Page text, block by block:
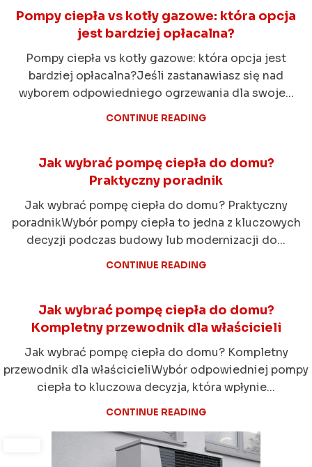
Pompy ciepła vs kotły gazowe: która opcja
jest bardziej opłacalna?
Pompy ciepła vs kotły gazowe: która opcja jest
bardziej opłacalna?Jeśli zastanawiasz się nad
wyborem odpowiedniego ogrzewania dla swoje...
CONTINUE READING
Jak wybrać pompę ciepła do domu?
Praktyczny poradnik
Jak wybrać pompę ciepła do domu? Praktyczny
poradnikWybór pompy ciepła to jedna z kluczowych
decyzji podczas budowy lub modernizacji do...
CONTINUE READING
Jak wybrać pompę ciepła do domu?
Kompletny przewodnik dla właścicieli
Jak wybrać pompę ciepła do domu? Kompletny
przewodnik dla właścicieliWybór odpowiedniej pompy
ciepła to kluczowa decyzja, która wpłynie...
CONTINUE READING